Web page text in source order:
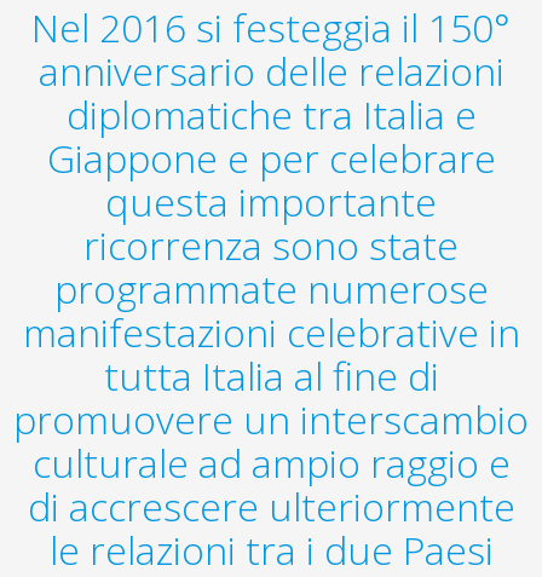
Nel 2016 si festeggia il 150°
anniversario delle relazioni
diplomatiche tra Italia e
Giappone e per celebrare
questa importante
ricorrenza sono state
programmate numerose
manifestazioni celebrative in
tutta Italia al fine di
promuovere un interscambio
culturale ad ampio raggio e
di accrescere ulteriormente
le relazioni tra i due Paesi